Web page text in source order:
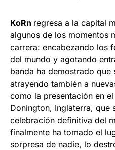
KoRn regresa a la capital
algunos de los momentos
carrera: encabezando los
del mundo y agotando
banda ha demostrado que
atrayendo también a
como la presentación en
Donington, Inglaterra, que
celebración definitiva del
finalmente ha tomado el
sorpresa de nadie, lo